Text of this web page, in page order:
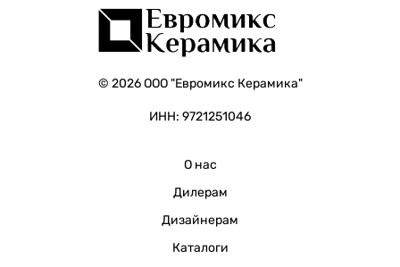
© 2026 ООО "Евромикс Керамика"
ИНН: 9721251046
О нас
Дилерам
Дизайнерам
Каталоги